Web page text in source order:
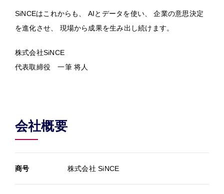
SiNCEはこれからも、 AIとデータを使い、 企業の意思決定
を進化させ、 現場から成果を生み出し続けます。
株式会社SiNCE
代表取締役 一筆 将人
会社概要
商号 株式会社 SiNCE